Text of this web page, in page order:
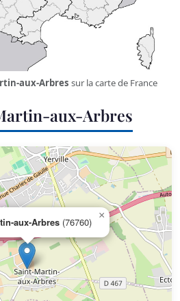
aux-Arbres sur la carte de France
aux-Arbres
aux-Arbres (76760)
×